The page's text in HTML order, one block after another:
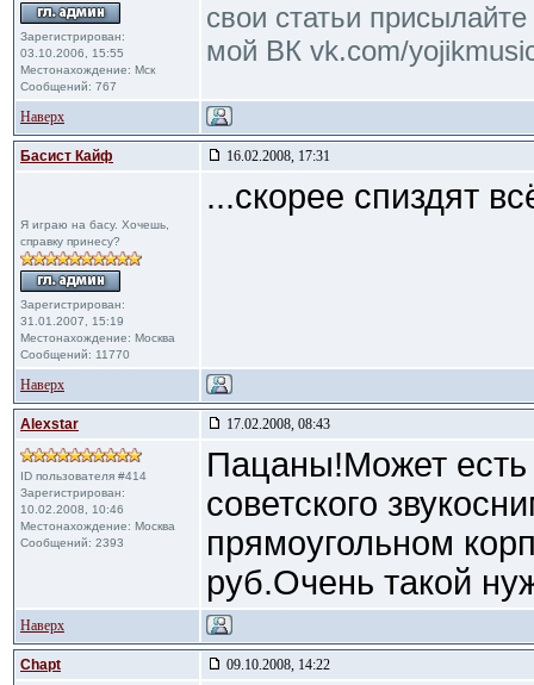
Зарегистрирован:
03.10.2006, 15:55
Местонахождение: Мск
Сообщений: 767
свои статьи
мой ВК vk.com/
Наверх
Басист Кайф 16.02.2008, 17:31
Я играю на басу. Хочешь,
справку принесу?
Зарегистрирован:
31.01.2007, 15:19
Местонахождение: Москва
Сообщений: 11770
...скорее спиздят
Наверх
Alexstar 17.02.2008, 08:43
ID пользователя #414
Зарегистрирован:
10.02.2008, 10:46
Местонахождение: Москва
Сообщений: 2393
Пацаны!Может есть
советского
прямоугольном
руб.Очень такой
Наверх
Chapt 09.10.2008, 14:22